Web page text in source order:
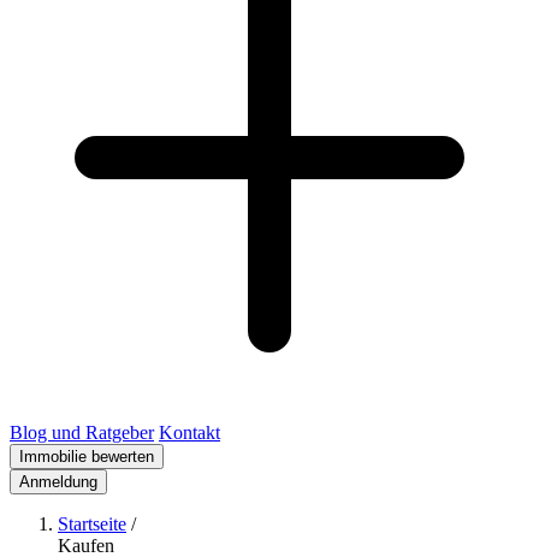
Blog und Ratgeber Kontakt
Immobilie bewerten
Anmeldung
Startseite /
Kaufen